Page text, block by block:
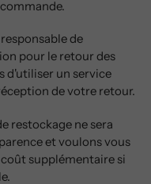
de
pour le retour des
d'utiliser un service
de votre retour.
restockage ne sera
et voulons vous
supplémentaire si